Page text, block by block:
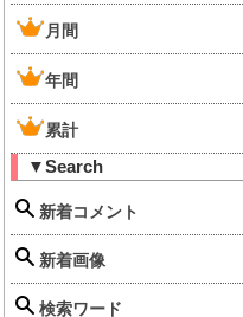
月間
年間
累計
▼Search
新着コメント
新着画像
検索ワード